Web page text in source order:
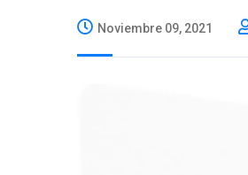
Noviembre 09, 2021